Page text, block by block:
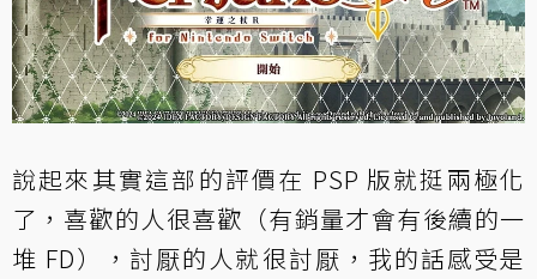
說起來其實這部的評價在 PSP 版就挺兩極化
了，喜歡的人很喜歡（有銷量才會有後續的一
堆 FD），討厭的人就很討厭，我的話感受是